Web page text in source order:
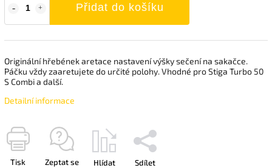
Přidat do košíku
Originální hřebének aretace nastavení výšky sečení na sakačce.
Páčku vždy zaaretujete do určité polohy. Vhodné pro Stiga Turbo 50
S Combi a další.
Detailní informace
Tisk Zeptat se Hlídat Sdílet